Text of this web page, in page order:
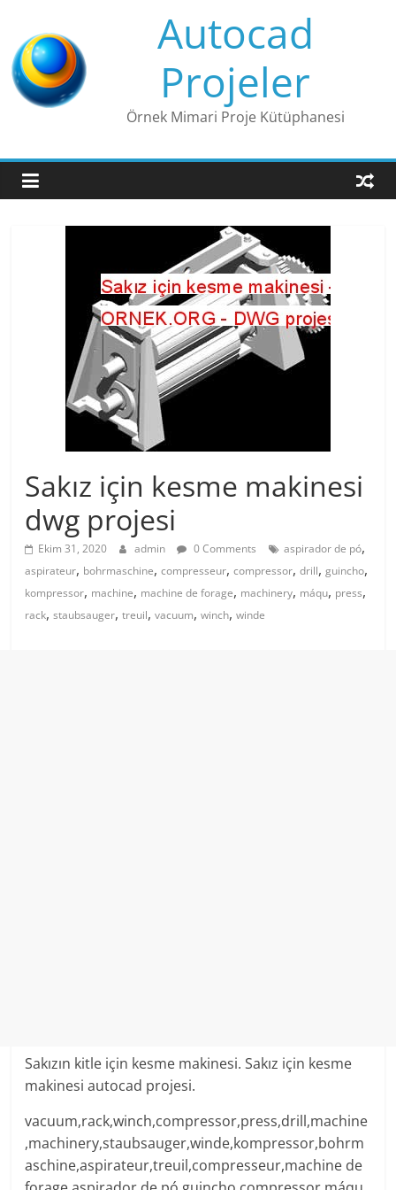
content
Autocad
Projeler
Örnek Mimari Proje Kütüphanesi
Sakız için kesme makinesi
dwg projesi
Ekim 31, 2020 admin 0 Comments aspirador de pó,
aspirateur, bohrmaschine,compresseur,compressor,drill,guincho,
kompressor, machine, machine de forage, machinery, máqu, press,
rack,staubsauger,treuil,vacuum,winch,winde
Sakızın kitle için kesme makinesi. Sakız için kesme
makinesi autocad projesi.
vacuum,rack,winch,compressor,press,drill,machine
,machinery,staubsauger,winde,kompressor,bohrm
aschine,aspirateur,treuil,compresseur,machine de